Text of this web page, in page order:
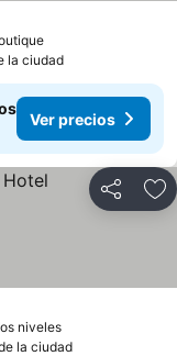
Ver precios
la ciudad
Ver precios
Compartir
nivelesVer precios
la ciudad